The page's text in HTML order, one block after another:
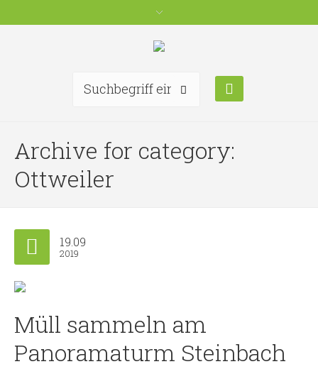
Archive for category:
Ottweiler
19.09
2019
Müll sammeln am
Panoramaturm Steinbach